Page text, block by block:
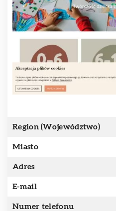
Region (Województwo)
Miasto
Adres
E-mail
Numer telefonu